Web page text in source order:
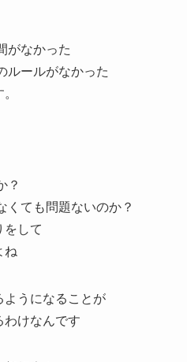
がなかった
ルールがなかった
？
くても問題ないのか？
をして
ね
ようになることが
わけなんです